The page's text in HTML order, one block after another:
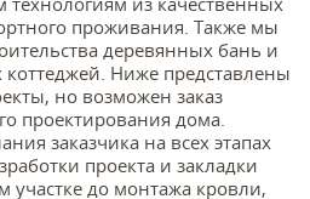
проживания. Также мы
деревянных бань и
коттеджей. Ниже представлены
но возможен заказ
проектирования дома.
заказчика на всех этапах
проекта и закладки
участке до монтажа кровли,